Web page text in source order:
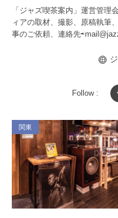
「ジャズ喫茶案内」運営管理
ィアの取材、撮影、原稿執筆
事のご依頼、連絡先⇨
Follow :
関東